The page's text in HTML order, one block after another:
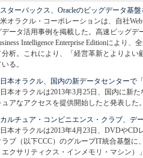
スターバックス、Oracleのビッグデータ基
米オラクル・コーポレーションは、自社
ータ活用事例を掲載した。高速ビッグデー
Intelligence Enterprise Editionにより
分析。これにより、「経営革新とよりよ
る。
日本オラクル、国内の新データセンターで
日本オラクルは2013年3月25日、国内に新た
アなアクセスを提供開始したと発表した。
カルチュア・コンビニエンス・クラブ、デ
日本オラクルは2013年4月23日、DVDや
ブ（以下CCC）のグループIT統合基盤に
クサリティクス・インメモリ・マシン）